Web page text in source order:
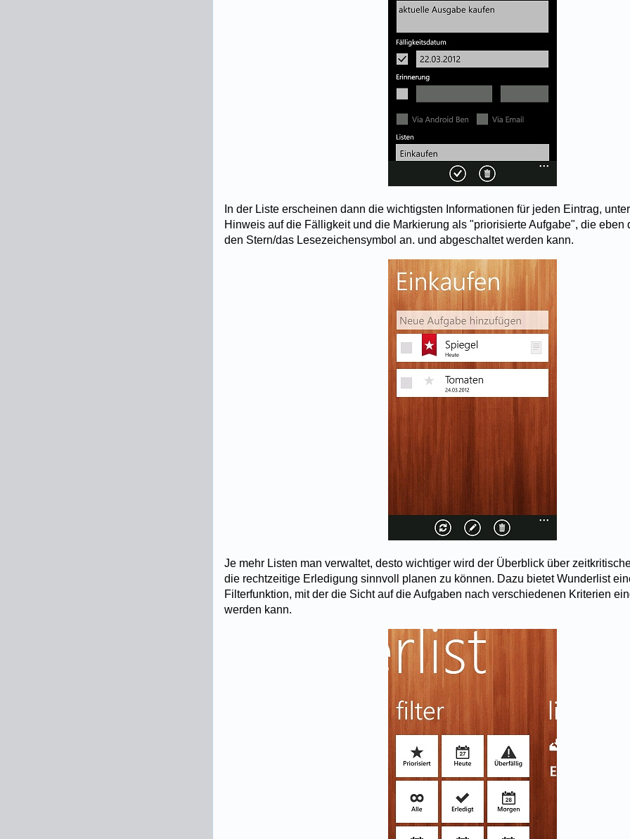
In der Liste erscheinen dann die wichtigsten Informationen für jeden Eintrag,
Hinweis auf die Fälligkeit und die Markierung als "priorisierte Aufgabe", die eben
den Stern/das Lesezeichensymbol an. und abgeschaltet werden kann.
Je mehr Listen man verwaltet, desto wichtiger wird der Überblick über
die rechtzeitige Erledigung sinnvoll planen zu können. Dazu bietet Wunderlist
Filterfunktion, mit der die Sicht auf die Aufgaben nach verschiedenen Kriterien
werden kann.